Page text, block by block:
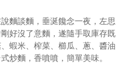
麵談麵，垂涎饞念一夜，左思
好沒了意麵，遂隨手取庫存既
蝦米、榨菜、櫛瓜、蔥、醬油
炒麵，香噴噴，簡單美味。